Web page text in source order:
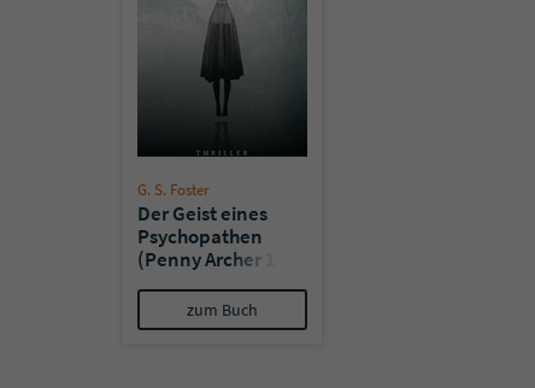
G. S. Foster
Der Geist eines
Psychopathen
(Penny Archer 1)
zum Buch